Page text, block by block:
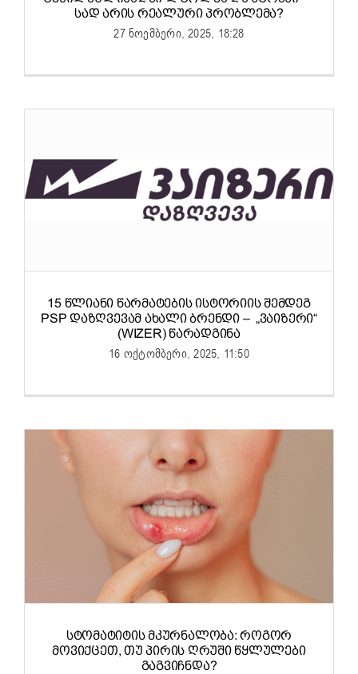
ᲡᲐᲓ ᲐᲠᲘᲡ ᲠᲔᲐᲚᲣᲠᲘ ᲞᲠᲝᲑᲚᲔᲛᲐ?
27 ნოემბერი, 2025, 18:28
15 ᲬᲚᲘᲐᲜᲘ ᲬᲐᲠᲛᲐᲢᲔᲑᲘᲡ ᲘᲡᲢᲝᲠᲘᲘᲡ ᲨᲔᲛᲓᲔᲒ
PSP ᲓᲐᲖᲦᲕᲔᲕᲐᲛ ᲐᲮᲐᲚᲘ ᲑᲠᲔᲜᲓᲘ – „ᲕᲐᲘᲖᲔᲠᲘ“
(WIZER) ᲬᲐᲠᲐᲓᲒᲘᲜᲐ
16 ოქტომბერი, 2025, 11:50
ᲡᲢᲝᲛᲐᲢᲘᲢᲘᲡ ᲛᲙᲣᲠᲜᲐᲚᲝᲑᲐ: ᲠᲝᲒᲝᲠ
ᲛᲝᲕᲘᲥᲪᲔᲗ, ᲗᲣ ᲞᲘᲠᲘᲡ ᲦᲠᲣᲨᲘ ᲬᲧᲚᲣᲚᲔᲑᲘ
ᲒᲐᲒᲕᲘᲩᲜᲓᲐ?